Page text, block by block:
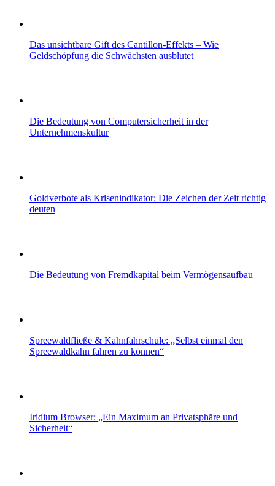
Das unsichtbare Gift des Cantillon-Effekts – Wie
Geldschöpfung die Schwächsten ausblutet
Die Bedeutung von Computersicherheit in der
Unternehmenskultur
Goldverbote als Krisenindikator: Die Zeichen der Zeit richtig
deuten
Die Bedeutung von Fremdkapital beim Vermögensaufbau
Spreewaldfließe & Kahnfahrschule: „Selbst einmal den
Spreewaldkahn fahren zu können“
Iridium Browser: „Ein Maximum an Privatsphäre und
Sicherheit“